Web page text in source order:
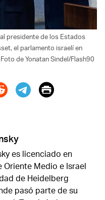
presidente de los Estados
el parlamento israelí en
de Yonatan Sindel/Flash90
Print
es licenciado en
Oriente Medio e Israel
de Heidelberg
pasó parte de su